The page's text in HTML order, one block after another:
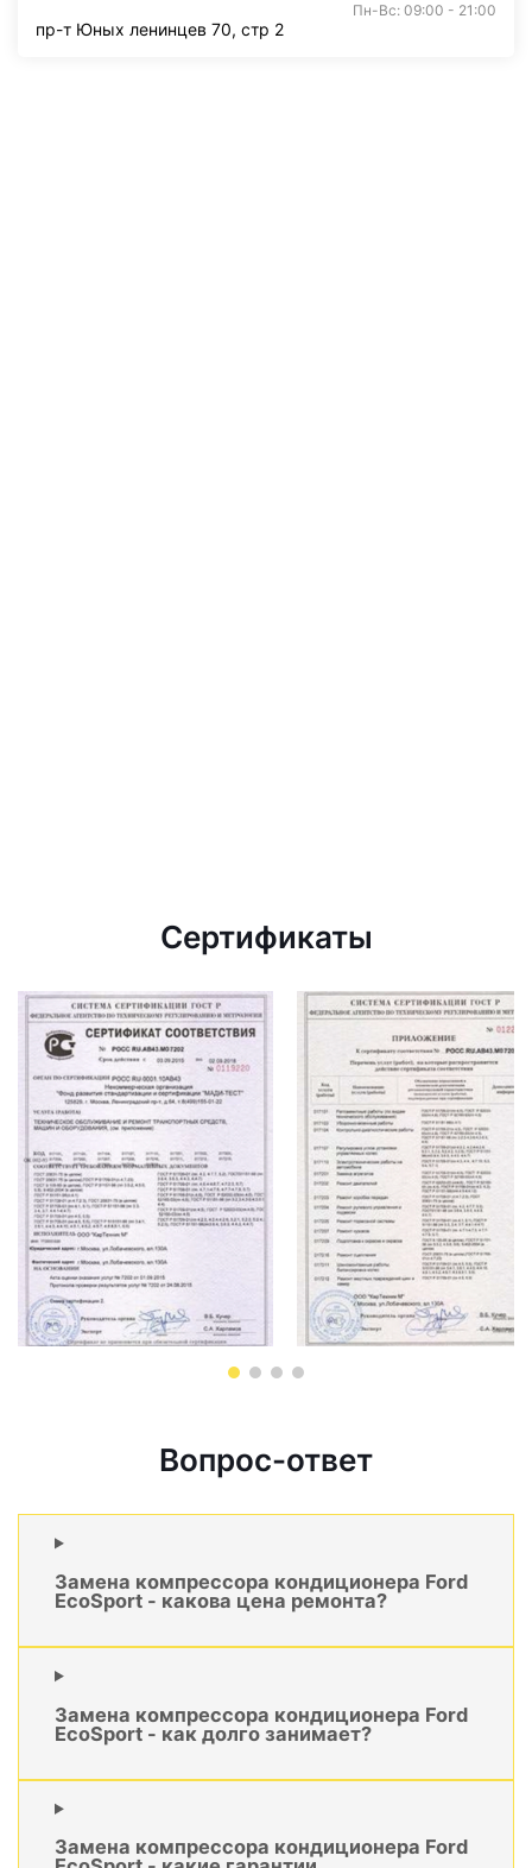
Пн-Вс: 09:00 - 21:00
пр-т Юных ленинцев 70, стр 2
Сертификаты
Вопрос-ответ
Замена компрессора кондиционера Ford
EcoSport - какова цена ремонта?
Замена компрессора кондиционера Ford
EcoSport - как долго занимает?
Замена компрессора кондиционера Ford